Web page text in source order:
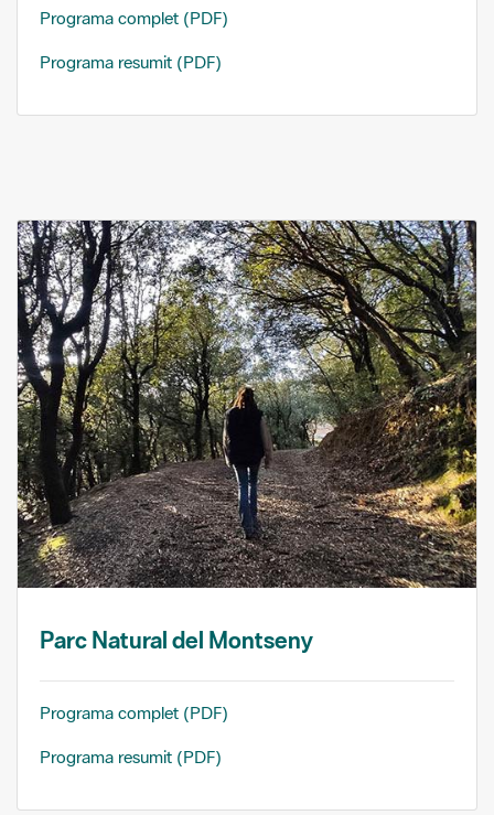
Programa complet (PDF)
Programa resumit (PDF)
Parc Natural del Montseny
Programa complet (PDF)
Programa resumit (PDF)